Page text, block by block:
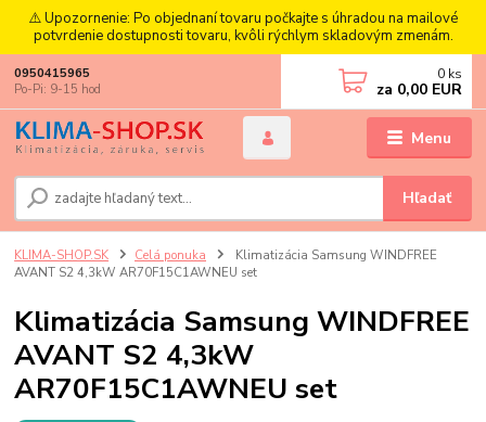
⚠️ Upozornenie: Po objednaní tovaru počkajte s úhradou na mailové
potvrdenie dostupnosti tovaru, kvôli rýchlym skladovým zmenám.
Menu
Hľadať
0950415965
Po-Pi: 9-15 hod
0 ks
za 0,00 EUR
KLIMA-SHOP.SK Celá ponuka
Klimatizácia Samsung WINDFREE
AVANT S2 4,3kW AR70F15C1AWNEU set
Klimatizácia Samsung WINDFREE
AVANT S2 4,3kW
AR70F15C1AWNEU set